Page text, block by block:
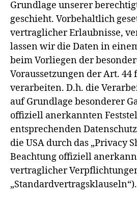
Grundlage unserer
geschieht. Vorbehaltlich
vertraglicher Erlaubnisse,
lassen wir die Daten in
beim Vorliegen der
Voraussetzungen der Art. 44
verarbeiten. D.h. die
auf Grundlage besonderer
offiziell anerkannten
entsprechenden
die USA durch das „Privacy
Beachtung offiziell
vertraglicher
„Standardvertragsklauseln“).